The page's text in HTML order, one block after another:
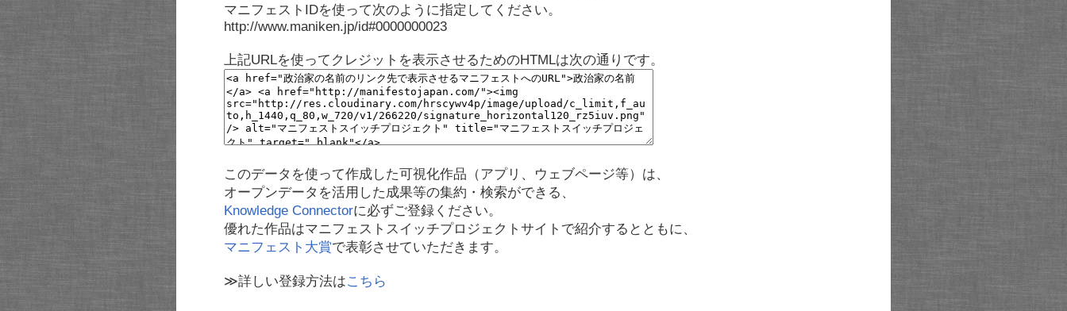
マニフェストIDを使って次のように指定してください。
http://www.maniken.jp/id#0000000023
上記URLを使ってクレジットを表示させるためのHTMLは次の通りです。
このデータを使って作成した可視化作品（アプリ、ウェブページ等）は、
オープンデータを活用した成果等の集約・検索ができる、
Knowledge Connectorに必ずご登録ください。
優れた作品はマニフェストスイッチプロジェクトサイトで紹介するとともに、
マニフェスト大賞で表彰させていただきます。
≫詳しい登録方法はこちら